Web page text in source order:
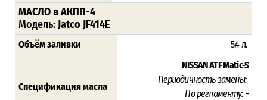
МАСЛО в АКПП-4
Модель: Jatco JF414E
Объём заливки 5.4 л.
Спецификация масла
NISSAN ATF Matic-S
Периодичность замены:
По регламенту: -